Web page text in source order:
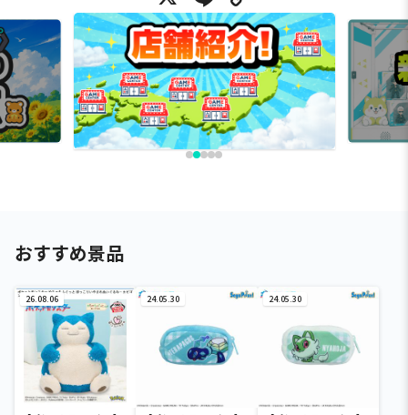
おすすめ景品
26.08.06 24.05.30 24.05.30